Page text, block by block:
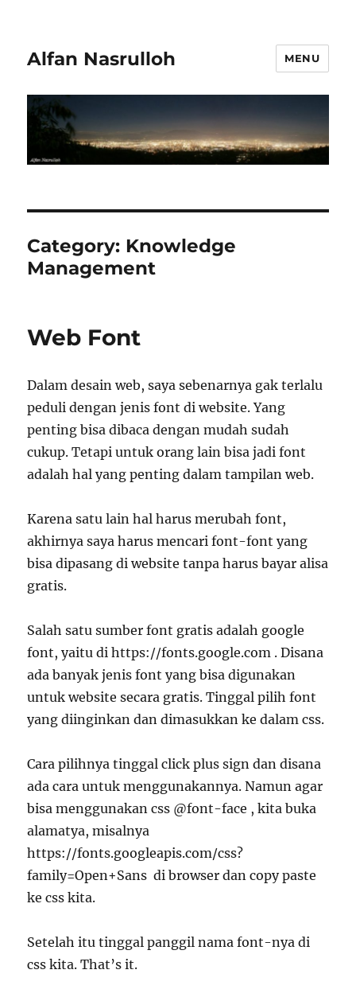
Alfan Nasrulloh MENU
Category: Knowledge
Management
Web Font
Dalam desain web, saya sebenarnya gak terlalu
peduli dengan jenis font di website. Yang
penting bisa dibaca dengan mudah sudah
cukup. Tetapi untuk orang lain bisa jadi font
adalah hal yang penting dalam tampilan web.
Karena satu lain hal harus merubah font,
akhirnya saya harus mencari font-font yang
bisa dipasang di website tanpa harus bayar alisa
gratis.
Salah satu sumber font gratis adalah google
font, yaitu dihttps://fonts.google.com . Disana
ada banyak jenis font yang bisa digunakan
untuk website secara gratis. Tinggal pilih font
yang diinginkan dan dimasukkan ke dalam css.
Cara pilihnya tinggal click plus sign dan disana
ada cara untuk menggunakannya. Namun agar
bisa menggunakan css @font-face , kita buka
alamatya, misalnya
https://fonts.googleapis.com/css?
family=Open+Sans di browser dan copy paste
ke css kita.
Setelah itu tinggal panggil nama font-nya di
css kita. That’s it.